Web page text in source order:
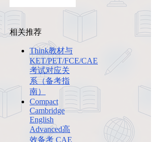
相关推荐
Think教材与
KET/PET/FCE/CAE
考试对应关
系（备考指
南）
Compact
Cambridge
English
Advanced高
效备考 CAE